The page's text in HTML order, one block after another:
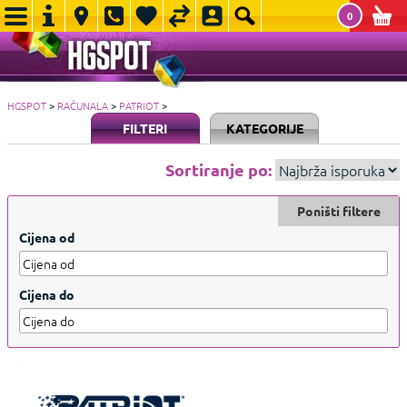
0
HGSPOT> RAČUNALA> PATRIOT>
FILTERI KATEGORIJE
Sortiranje po:
Cijena od
Cijena do
Poništi filtere